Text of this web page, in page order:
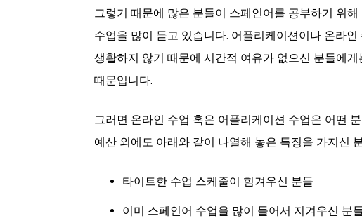
그렇기 때문에 많은 분들이 스페인어를 공부하기 위
수업을 많이 듣고 있습니다. 어플리케이션이나 온라
생활하지 않기 때문에 시간적 여유가 없으신 분들에게
때문입니다.
그러면 온라인 수업 혹은 어플리케이션 수업은 어떤
예산 외에도 아래와 같이 나열해 놓은 특징을 가지신
타이트한 수업 스케줄이 힘겨우신 분들
이미 스페인어 수업을 많이 들어서 지겨우신 분